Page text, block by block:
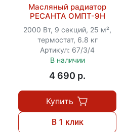
Масляный радиатор
РЕСАНТА ОМПТ-9Н
2000 Вт, 9 секций, 25 м²,
термостат, 6.8 кг
Артикул: 67/3/4
В наличии
4 690 p.
Купить
В 1 клик